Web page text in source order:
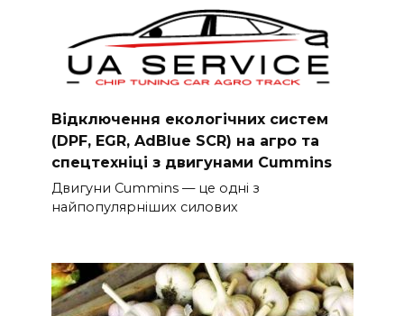
Відключення екологічних систем
(DPF, EGR, AdBlue SCR) на агро та
спецтехніці з двигунами Cummins
Двигуни Cummins — це одні з
найпопулярніших силових